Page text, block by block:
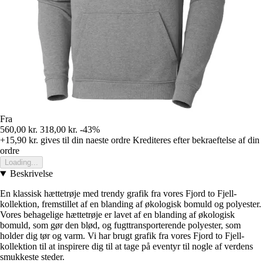
Fra
560,00 kr. 318,00 kr. -43%
+15,90 kr. gives til din naeste ordre Krediteres efter bekraeftelse af din
ordre
Loading...
Beskrivelse
En klassisk hættetrøje med trendy grafik fra vores Fjord to Fjell-
kollektion, fremstillet af en blanding af økologisk bomuld og polyester.
Vores behagelige hættetrøje er lavet af en blanding af økologisk
bomuld, som gør den blød, og fugttransporterende polyester, som
holder dig tør og varm. Vi har brugt grafik fra vores Fjord to Fjell-
kollektion til at inspirere dig til at tage på eventyr til nogle af verdens
smukkeste steder.